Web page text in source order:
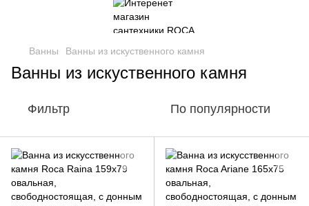
Ванны Ванны из искуственного камня
Ванны из искуственного камня
Фильтр По популярности